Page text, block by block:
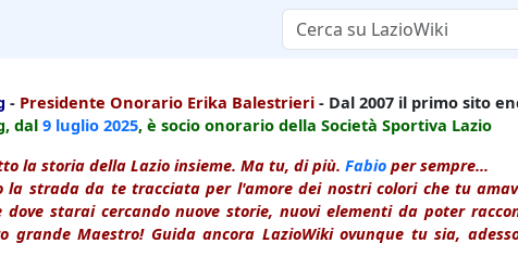
- Presidente Onorario Erika Balestrieri - Dal 2007 il primo sito
dal 9 luglio 2025, è socio onorario della Società Sportiva Lazio
la storia della Lazio insieme. Ma tu, di più. Fabio per sempre...
la strada da te tracciata per l'amore dei nostri colori che tu
dove starai cercando nuove storie, nuovi elementi da poter
grande Maestro! Guida ancora LazioWiki ovunque tu sia,